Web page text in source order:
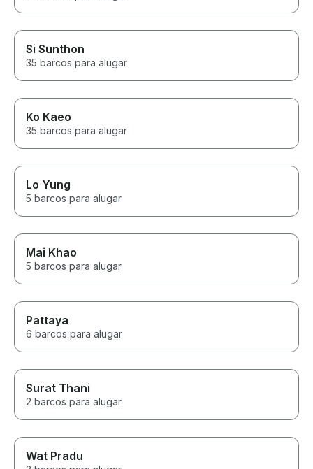
Si Sunthon
35 barcos para alugar
Ko Kaeo
35 barcos para alugar
Lo Yung
5 barcos para alugar
Mai Khao
5 barcos para alugar
Pattaya
6 barcos para alugar
Surat Thani
2 barcos para alugar
Wat Pradu